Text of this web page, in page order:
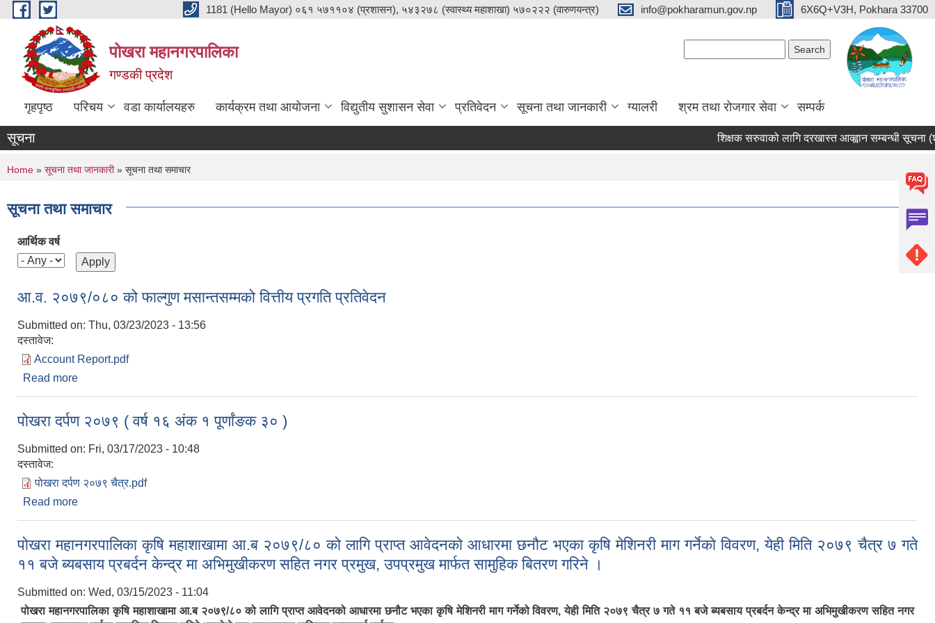
Skip to main content 1181 (Hello Mayor) ०६१ ५७११०४ (प्रशासन), ५४३२७८ (स्वास्थ्य महाशाखा) ५७०२२२ (वारुणयन्त्र) info@pokharamun.gov.np 6X6Q+V3H, Pokhara 33700
पोखरा महानगरपालिका
गण्डकी प्रदेश
गृहपृष्ठ परिचय वडा कार्यालयहरु कार्यक्रम तथा आयोजना विद्युतीय सुशासन सेवा प्रतिवेदन सूचना तथा जानकारी ग्यालरी श्रम तथा रोजगार सेवा सम्पर्क
सूचना शिक्षक सरुवाको लागि दरखास्त आव्ह्वान सम्बन्धी सूचना (श्री
You are here
Home » सूचना तथा जानकारी» सूचना तथा समाचार
सूचना तथा समाचार
आर्थिक वर्ष
आ.व. २०७९/०८० को फाल्गुण मसान्तसम्मको वित्तीय प्रगति प्रतिवेदन
Submitted on: Thu, 03/23/2023 - 13:56
दस्तावेज:
Account Report.pdf
Read more
पोखरा दर्पण २०७९ ( वर्ष १६ अंक १ पूर्णांङक ३० )
Submitted on: Fri, 03/17/2023 - 10:48
दस्तावेज:
पोखरा दर्पण २०७९ चैत्र.pdf
Read more
पोखरा महानगरपालिका कृषि महाशाखामा आ.ब २०७९/८० को लागि प्राप्त आवेदनको आधारमा छनौट भएका कृषि मेशिनरी माग गर्नेको विवरण, येही मिति २०७९ चैत्र ७ गते
११ बजे ब्यबसाय प्रबर्दन केन्द्र मा अभिमुखीकरण सहित नगर प्रमुख, उपप्रमुख मार्फत सामुहिक बितरण गरिने ।
Submitted on: Wed, 03/15/2023 - 11:04
पोखरा महानगरपालिका कृषि महाशाखामा आ.ब २०७९/८० को लागि प्राप्त आवेदनको आधारमा छनौट भएका कृषि मेशिनरी माग गर्नेको विवरण, येही मिति २०७९ चैत्र ७ गते ११ बजे ब्यबसाय प्रबर्दन केन्द्र मा अभिमुखीकरण सहित नगर